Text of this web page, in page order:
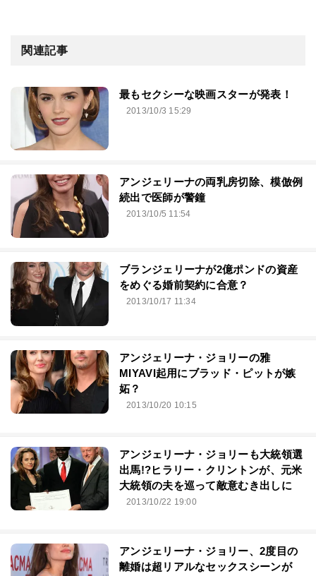
関連記事
最もセクシーな映画スターが発表！
2013/10/3 15:29
アンジェリーナの両乳房切除、模倣例
続出で医師が警鐘
2013/10/5 11:54
ブランジェリーナが2億ポンドの資産
をめぐる婚前契約に合意？
2013/10/17 11:34
アンジェリーナ・ジョリーの雅
MIYAVI起用にブラッド・ピットが嫉
妬？
2013/10/20 10:15
アンジェリーナ・ジョリーも大統領選
出馬!?ヒラリー・クリントンが、元米
大統領の夫を巡って敵意むき出しに
2013/10/22 19:00
アンジェリーナ・ジョリー、2度目の
離婚は超リアルなセックスシーンが